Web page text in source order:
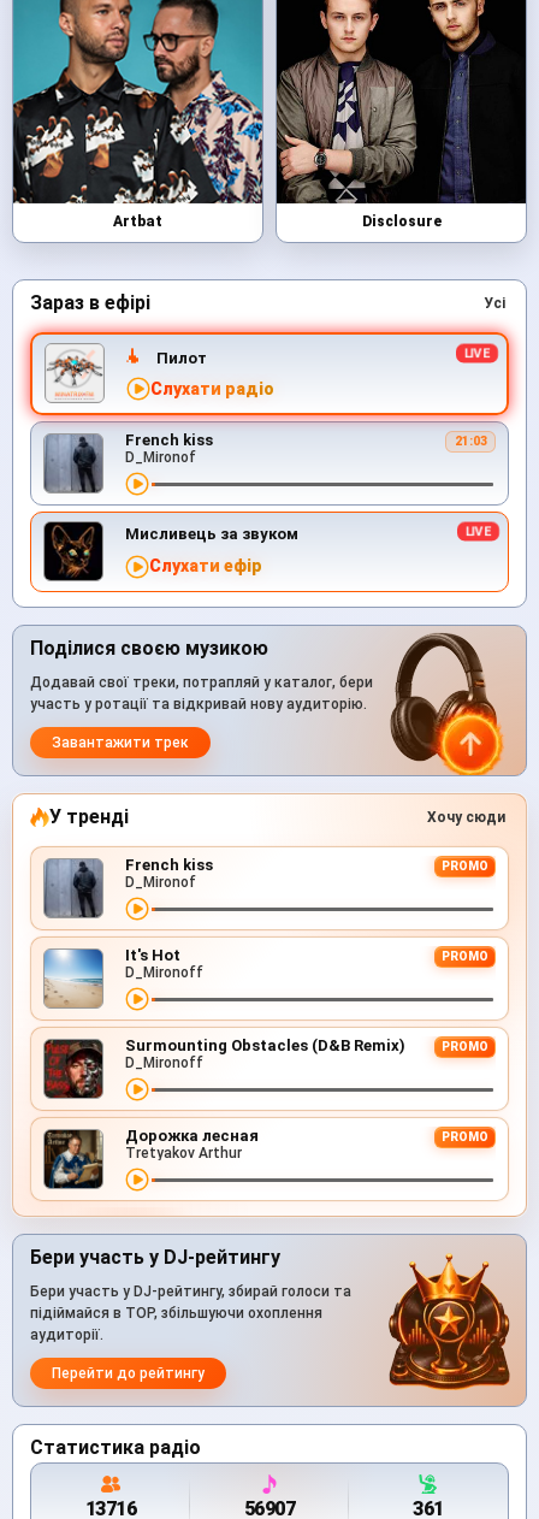
Artbat Disclosure
Зараз в ефірі Усі
Пилот
Слухати радіо
French kiss 21:03
D_Mironof
Мисливець за звуком
Слухати ефір
Поділися своєю музикою
Додавай свої треки, потрапляй у каталог, бери
участь у ротації та відкривай нову аудиторію.
Завантажити трек
У тренді Хочу сюди
French kiss PROMO
D_Mironof
It's Hot PROMO
D_Mironoff
Surmounting Obstacles (D&B Remix) PROMO
D_Mironoff
Дорожка лесная PROMO
Tretyakov Arthur
Бери участь у DJ-рейтингу
Бери участь у DJ-рейтингу, збирай голоси та
підіймайся в TOP, збільшуючи охоплення
аудиторії.
Перейти до рейтингу
Статистика радіо
13716 56907 361